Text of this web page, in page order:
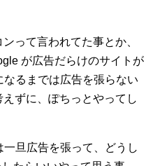
って言われてた事とか、
が広告だらけのサイトが
るまでは広告を張らない
ずに、ぽちっとやってし
旦広告を張って、どうし